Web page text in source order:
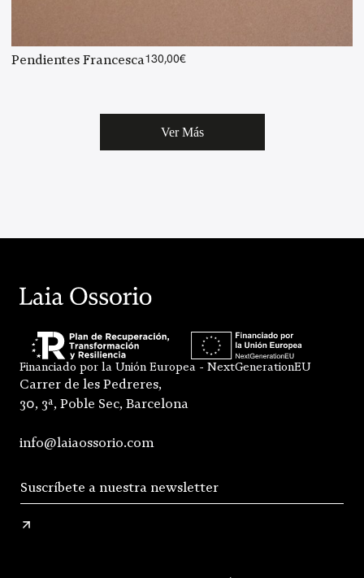
Pendientes Francesca130,00€
Ver Más
Financiado por la Unión Europea - NextGenerationEU
Carrer de les Pedreres,
30, 3ª, Poble Sec, Barcelona
info@laiaossorio.com